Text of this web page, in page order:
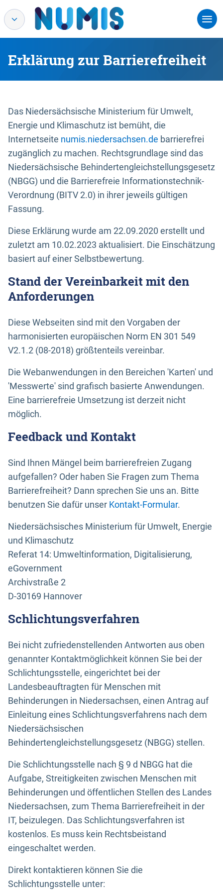
Erklärung zur Barrierefreiheit
Das Niedersächsische Ministerium für Umwelt,
Energie und Klimaschutz ist bemüht, die
Internetseite numis.niedersachsen.de barrierefrei
zugänglich zu machen. Rechtsgrundlage sind das
Niedersächsische Behindertengleichstellungsgesetz
(NBGG) und die Barrierefreie Informationstechnik-
Verordnung (BITV 2.0) in ihrer jeweils gültigen
Fassung.
Diese Erklärung wurde am 22.09.2020 erstellt und
zuletzt am 10.02.2023 aktualisiert. Die Einschätzung
basiert auf einer Selbstbewertung.
Stand der Vereinbarkeit mit den
Anforderungen
Diese Webseiten sind mit den Vorgaben der
harmonisierten europäischen Norm EN 301 549
V2.1.2 (08-2018) größtenteils vereinbar.
Die Webanwendungen in den Bereichen 'Karten' und
'Messwerte' sind grafisch basierte Anwendungen.
Eine barrierefreie Umsetzung ist derzeit nicht
möglich.
Feedback und Kontakt
Sind Ihnen Mängel beim barrierefreien Zugang
aufgefallen? Oder haben Sie Fragen zum Thema
Barrierefreiheit? Dann sprechen Sie uns an. Bitte
benutzen Sie dafür unser Kontakt-Formular.
Niedersächsisches Ministerium für Umwelt, Energie
und Klimaschutz
Referat 14: Umweltinformation, Digitalisierung,
eGovernment
Archivstraße 2
D-30169 Hannover
Schlichtungsverfahren
Bei nicht zufriedenstellenden Antworten aus oben
genannter Kontaktmöglichkeit können Sie bei der
Schlichtungsstelle, eingerichtet bei der
Landesbeauftragten für Menschen mit
Behinderungen in Niedersachsen, einen Antrag auf
Einleitung eines Schlichtungsverfahrens nach dem
Niedersächsischen
Behindertengleichstellungsgesetz (NBGG) stellen.
Die Schlichtungsstelle nach § 9 d NBGG hat die
Aufgabe, Streitigkeiten zwischen Menschen mit
Behinderungen und öffentlichen Stellen des Landes
Niedersachsen, zum Thema Barrierefreiheit in der
IT, beizulegen. Das Schlichtungsverfahren ist
kostenlos. Es muss kein Rechtsbeistand
eingeschaltet werden.
Direkt kontaktieren können Sie die
Schlichtungsstelle unter: